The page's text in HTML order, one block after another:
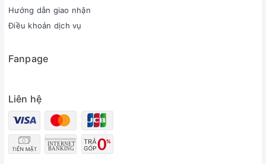
Hướng dẫn giao nhận
Điều khoản dịch vụ
Fanpage
Liên hệ